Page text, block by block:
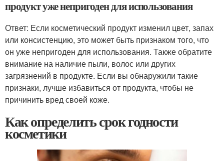
продукт уже непригоден для использования
Ответ: Если косметический продукт изменил цвет, запах
или консистенцию, это может быть признаком того, что
он уже непригоден для использования. Также обратите
внимание на наличие пыли, волос или других
загрязнений в продукте. Если вы обнаружили такие
признаки, лучше избавиться от продукта, чтобы не
причинить вред своей коже.
Как определить срок годности
косметики